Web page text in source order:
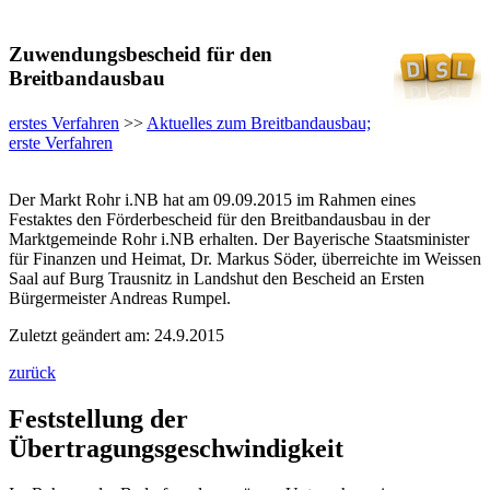
Zuwendungsbescheid für den
Breitbandausbau
erstes Verfahren >> Aktuelles zum Breitbandausbau;
erste Verfahren
Der Markt Rohr i.NB hat am 09.09.2015 im Rahmen eines
Festaktes den Förderbescheid für den Breitbandausbau in der
Marktgemeinde Rohr i.NB erhalten. Der Bayerische Staatsminister
für Finanzen und Heimat, Dr. Markus Söder, überreichte im Weissen
Saal auf Burg Trausnitz in Landshut den Bescheid an Ersten
Bürgermeister Andreas Rumpel.
Zuletzt geändert am: 24.9.2015
zurück
Feststellung der
Übertragungsgeschwindigkeit